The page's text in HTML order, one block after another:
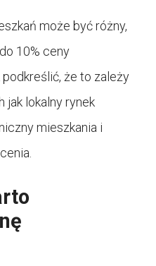
może być różny,
10% ceny
że to zależy
jak lokalny rynek
mieszkania i